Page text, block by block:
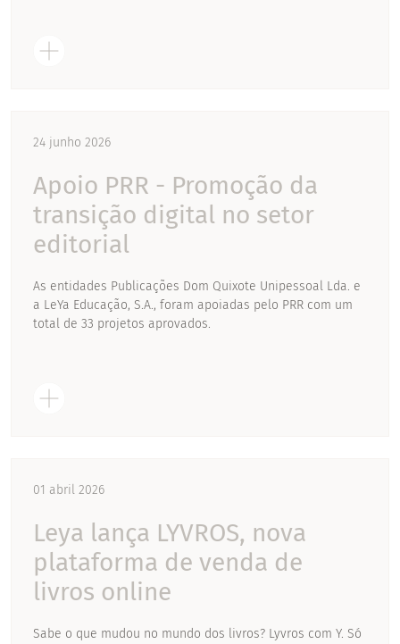
24 junho 2026
Apoio PRR - Promoção da
transição digital no setor
editorial
As entidades Publicações Dom Quixote Unipessoal Lda. e
a LeYa Educação, S.A., foram apoiadas pelo PRR com um
total de 33 projetos aprovados.
01 abril 2026
Leya lança LYVROS, nova
plataforma de venda de
livros online
Sabe o que mudou no mundo dos livros? Lyvros com Y. Só